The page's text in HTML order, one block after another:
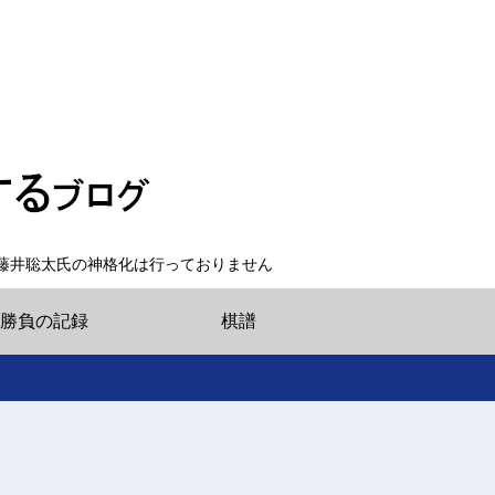
聡太氏の神格化は行っておりません
勝負の記録 棋譜